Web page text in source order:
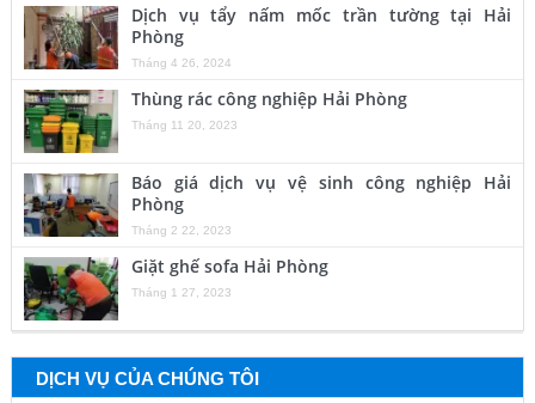
Dịch vụ tẩy nấm mốc trần tường tại Hải
Phòng
Tháng 4 26, 2024
Thùng rác công nghiệp Hải Phòng
Tháng 11 20, 2023
Báo giá dịch vụ vệ sinh công nghiệp Hải
Phòng
Tháng 2 22, 2023
Giặt ghế sofa Hải Phòng
Tháng 1 27, 2023
DỊCH VỤ CỦA CHÚNG TÔI